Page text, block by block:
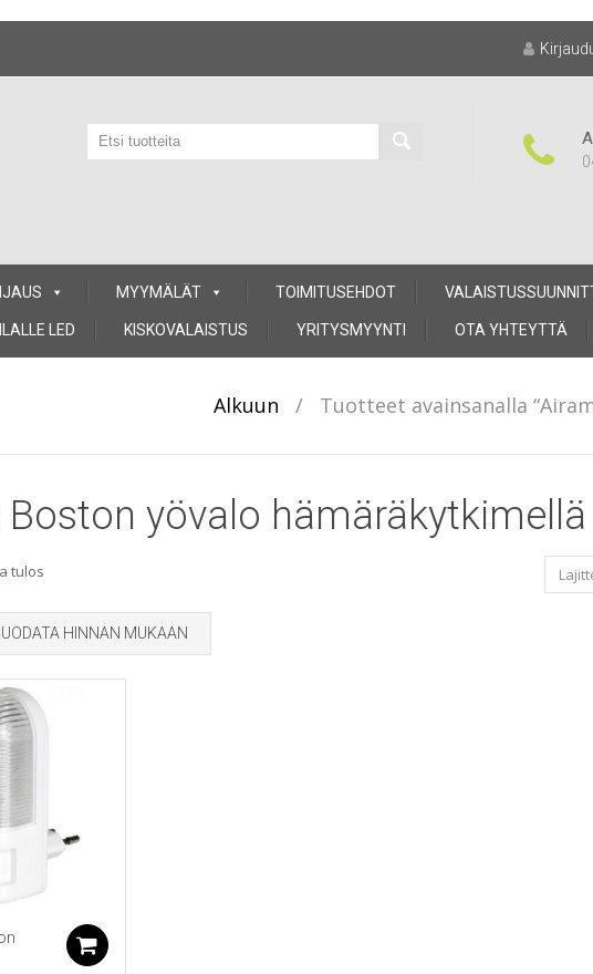
MYYMÄLÄT TOIMITUSEHDOT
LED KISKOVALAISTUS YRITYSMYYNTI OTA YHTEYTTÄ
Alkuun / Tuotteet avainsanalla
Boston yövalo hämäräkytkimellä
tulos
HINNAN MUKAAN